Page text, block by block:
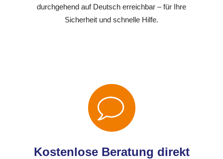
durchgehend auf Deutsch erreichbar – für Ihre
Sicherheit und schnelle Hilfe.
Kostenlose Beratung direkt